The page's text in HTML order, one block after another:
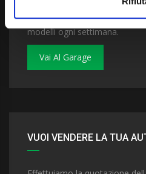
Dai un'occhiata al nostro
modelli ogni settimana.
Vai Al Garage
VUOI VENDERE LA TUA